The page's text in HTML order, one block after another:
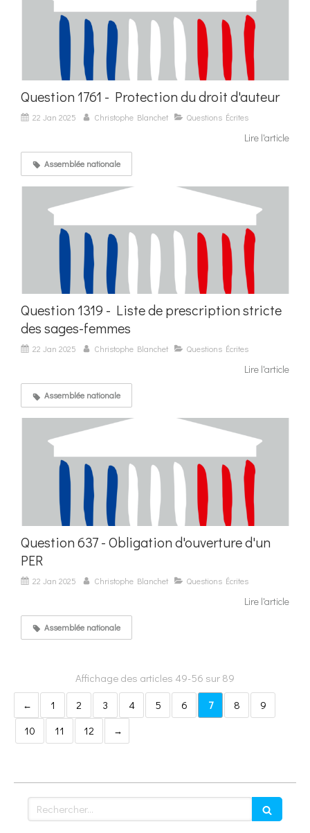
Question 1761 - Protection du droit d'auteur
22 Jan 2025 Christophe Blanchet Questions Écrites
Lire l'article
Assemblée nationale
Question 1319 - Liste de prescription stricte
des sages-femmes
22 Jan 2025 Christophe Blanchet Questions Écrites
Lire l'article
Assemblée nationale
Question 637 - Obligation d'ouverture d'un
PER
22 Jan 2025 Christophe Blanchet Questions Écrites
Lire l'article
Assemblée nationale
Affichage des articles 49-56 sur 89
1
2 3 4 5 6 7 8
9
10
11 12
Rechercher